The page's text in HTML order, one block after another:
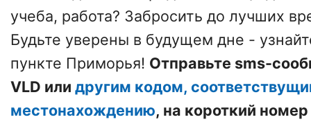
учеба, работа? Забросить до лучших
Будьте уверены в будущем дне -
пункте Приморья! Отправьте sms-
VLD или другим кодом,
местонахождению, на короткий номер